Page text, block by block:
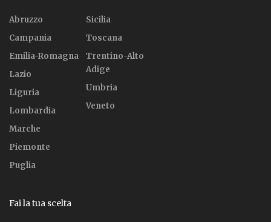
Abruzzo
Campania
Emilia-Romagna
Lazio
Liguria
Lombardia
Marche
Piemonte
Puglia
Sicilia
Toscana
Trentino-Alto
Adige
Umbria
Veneto
Fai la tua scelta